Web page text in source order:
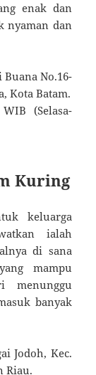
enak dan
nyaman dan
No.16-
Kota Batam.
(Selasa-
Kuring
keluarga
ialah
di sana
mampu
menunggu
banyak
Jodoh, Kec.
Riau.